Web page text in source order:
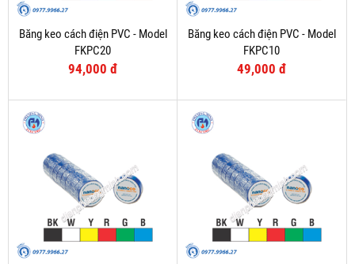
Băng keo cách điện PVC - Model
FKPC20
94,000 đ
Băng keo cách điện PVC - Model
FKPC10
49,000 đ